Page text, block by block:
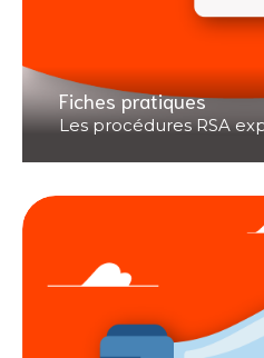
Fiches pratiques
Les procédures RSA